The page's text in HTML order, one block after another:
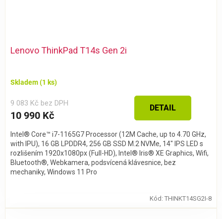
Lenovo ThinkPad T14s Gen 2i
Skladem(1 ks)
9 083 Kč bez DPH
10 990 Kč
DETAIL
Intel® Core™ i7-1165G7 Processor (12M Cache, up to 4.70 GHz,
with IPU), 16 GB LPDDR4, 256 GB SSD M.2 NVMe, 14" IPS LED s
rozlišením 1920x1080px (Full-HD), Intel® Iris® XE Graphics, Wifi,
Bluetooth®, Webkamera, podsvícená klávesnice, bez
mechaniky, Windows 11 Pro
Kód: THINKT14SG2I-8